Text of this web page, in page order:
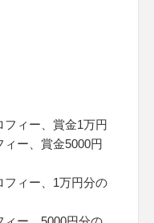
ィー、賞金1万円
ー、賞金5000円
ィー、1万円分の